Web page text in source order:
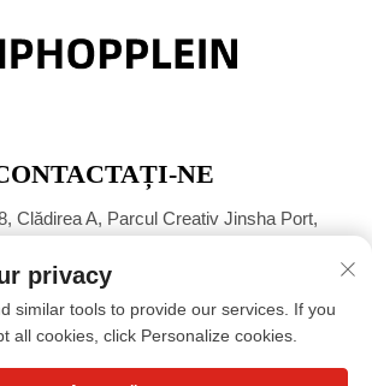
NE
Clădirea A, Parcul Creativ Jinsha Port,
privacy
similar tools to provide our services. If you
all cookies, click Personalize cookies.